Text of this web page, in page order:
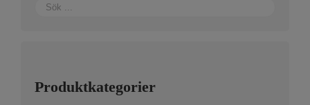
Produktkategorier